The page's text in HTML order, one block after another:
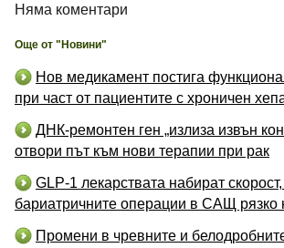
Няма коментари
Още от "Новини"
Нов медикамент постига
при част от пациентите с хроничен
ДНК-ремонтен ген „излиза извън
отвори път към нови терапии при рак
GLP-1 лекарствата набират
бариатричните операции в САЩ рязко
Промени в чревните и